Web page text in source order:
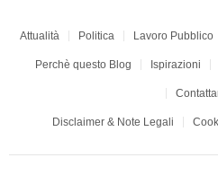
Attualità Politica Lavoro Pubblico
Perchè questo Blog Ispirazioni
Disclaimer & Note Legali